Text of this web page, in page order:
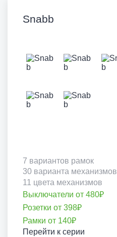
Snabb
7 вариантов рамок
30 варианта механизмов
11 цвета механизмов
Выключатели от 480₽
Розетки от 398₽
Рамки от 140₽
Перейти к серии